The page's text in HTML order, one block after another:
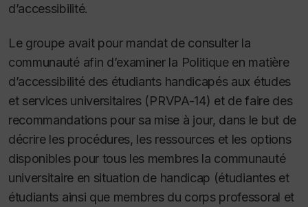
d’accessibilité.
Le groupe avait pour mandat de consulter la
communauté afin d’examiner la Politique en matière
d’accessibilité des étudiants handicapés aux études
et services universitaires(PRVPA-14) et de faire des
recommandations pour sa mise à jour, dans le but de
décrire les procédures, les ressources et les options
disponibles pour tous les membres la communauté
universitaire en situation de handicap (étudiantes et
étudiants ainsi que membres du corps professoral et